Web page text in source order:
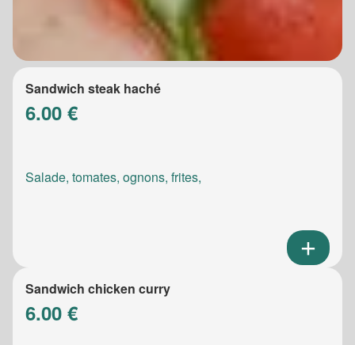
Sandwich steak haché
6.00 €
Salade, tomates, ognons, frites,
Sandwich chicken curry
6.00 €